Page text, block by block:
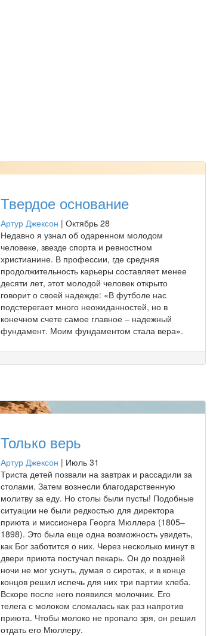
Твердое основание
Артур Джексон | Октябрь 28
Недавно я узнал об одаренном молодом
человеке, звезде спорта и ревностном
христианине. В профессии, где средняя
продолжительность карьеры составляет менее
десяти лет, этот молодой человек открыто
говорит о своей надежде: «В футболе нас
подстерегает много неожиданностей, но в
конечном счете самое главное – надежный
фундамент. Моим фундаментом стала вера».
Только верь
Артур Джексон | Июль 31
Триста детей позвали на завтрак и рассадили за
столами. Затем вознесли благодарственную
молитву за еду. Но столы были пусты! Подобные
ситуации не были редкостью для директора
приюта и миссионера Георга Мюллера (1805–
1898). Это была еще одна возможность увидеть,
как Бог заботится о них. Через несколько минут в
двери приюта постучал пекарь. Он до поздней
ночи не мог уснуть, думая о сиротах, и в конце
концов решил испечь для них три партии хлеба.
Вскоре после него появился молочник. Его
телега с молоком сломалась как раз напротив
приюта. Чтобы молоко не пропало зря, он решил
отдать его Мюллеру.